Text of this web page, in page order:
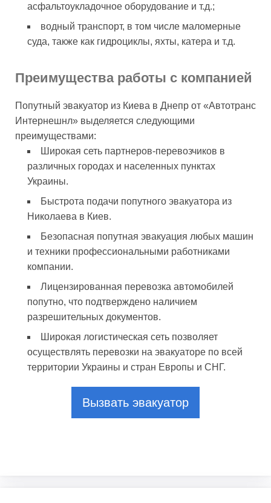
асфальтоукладочное оборудование и т.д.;
водный транспорт, в том числе маломерные
суда, также как гидроциклы, яхты, катера и т.д.
Преимущества работы с компанией
Попутный эвакуатор из Киева в Днепр от «Автотранс
Интернешнл» выделяется следующими
преимуществами:
Широкая сеть партнеров-перевозчиков в
различных городах и населенных пунктах
Украины.
Быстрота подачи попутного эвакуатора из
Николаева в Киев.
Безопасная попутная эвакуация любых машин
и техники профессиональными работниками
компании.
Лицензированная перевозка автомобилей
попутно, что подтверждено наличием
разрешительных документов.
Широкая логистическая сеть позволяет
осуществлять перевозки на эвакуаторе по всей
территории Украины и стран Европы и СНГ.
Вызвать эвакуатор